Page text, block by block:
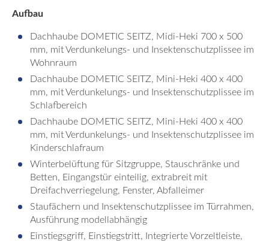
Aufbau
Dachhaube DOMETIC SEITZ, Midi-Heki 700 x 500
mm, mit Verdunkelungs- und Insektenschutzplissee im
Wohnraum
Dachhaube DOMETIC SEITZ, Mini-Heki 400 x 400
mm, mit Verdunkelungs- und Insektenschutzplissee im
Schlafbereich
Dachhaube DOMETIC SEITZ, Mini-Heki 400 x 400
mm, mit Verdunkelungs- und Insektenschutzplissee im
Kinderschlafraum
Winterbelüftung für Sitzgruppe, Stauschränke und
Betten, Eingangstür einteilig, extrabreit mit
Dreifachverriegelung, Fenster, Abfalleimer
Staufächern und Insektenschutzplissee im Türrahmen,
Ausführung modellabhängig
Einstiegsgriff, Einstiegstritt, Integrierte Vorzeltleiste,